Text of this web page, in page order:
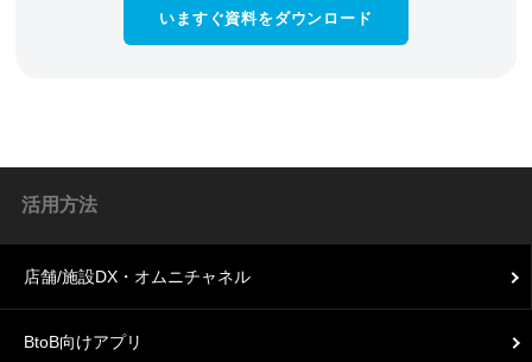
活用方法
店舗/施設DX・オムニチャネル
BtoB向けアプリ